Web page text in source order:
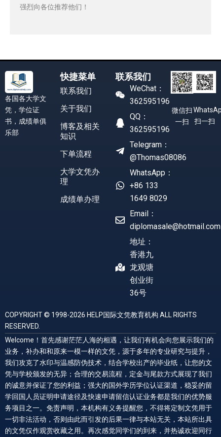
强烈向各位推荐他们！
各国各大学文
凭，学位证
书，成绩单俱
乐部
快捷菜单
联系我们
关于我们
博客及相关
知识
下单流程
大学文凭办
理
成绩单办理
联系我们
WeChat：
362595196
QQ：
362595196
Telegram：
@Thomas08086
WhatsApp：
+86 133
1649 8029
Email：
diplomasale@hotmail.com
地址：
香港九
龙观塘
创业街
36号
微信扫
一扫
扫一扫
COPYRIGHT © 1998-2026 HELP国际文凭教育机构 ALL RIGHTS
RESERVED.
Welcome！首先感谢茫茫人海的相遇，让我们有机会向您展示我们的
业务，补办和和原来一模一样的文凭，源于多年的专业研究与提升，
我们攻克了水印与温感防伪技术，结合学校出产的毕业纸，让您的文
凭与学校颁发的无异；合理的交易流程，定金与尾款方式展现了我们
的诚意并保证了您的利益；强大的国外学历学位认证渠道，稳妥的留
学回国人员证明申请途径及快速申请留信认证业务都是我们的优势服
务项目之一。免责声明，本机构有义务提醒您，不得将定制文凭用于
一切非法活动，否则由此而引发的后果一律与本站无关，本站所出具
的文凭仅作观赏收藏之用。再次感觉同学们的到来，并热诚欢迎同行